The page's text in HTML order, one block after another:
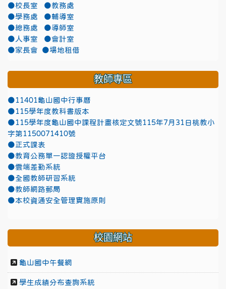
●校長室
●教務處
●學務處
●輔導室
●總務處
●導師室
●人事室
●會計室
●家長會
●場地租借
教師專區
●11401龜山國中行事曆
●115學年度教科書版本
●115學年度龜山國中課程計畫核定文號115年7月31日桃教小
字第1150071410號
●正式課表
●教育公務單一認證授權平台
●雲端差勤系統
●全國教師研習系統
●教師網路郵局
●本校資通安全管理實施原則
校園網站
龜山國中午餐網
學生成績分布查詢系統